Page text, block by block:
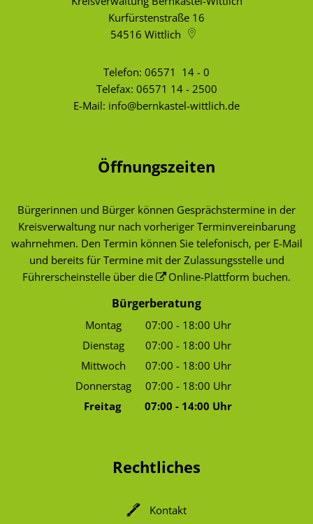
Kurfürstenstraße 16
54516 Wittlich
Telefon: 06571 14 - 0
Telefax: 06571 14 - 2500
E-Mail: info@bernkastel-wittlich.de
Öffnungszeiten
Bürgerinnen und Bürger können Gesprächstermine in der
Kreisverwaltung nur nach vorheriger Terminvereinbarung
wahrnehmen. Den Termin können Sie telefonisch, per E-Mail
und bereits für Termine mit der Zulassungsstelle und
Führerscheinstelle über die
Online-Plattform buchen.
Bürgerberatung
Montag 07:00 - 18:00 Uhr
Von 07:00 bis 18:00 Uhr
Dienstag 07:00 - 18:00 Uhr
Von 07:00 bis 18:00 Uhr
Mittwoch 07:00 - 18:00 Uhr
Von 07:00 bis 18:00 Uhr
Donnerstag 07:00 - 18:00 Uhr
Von 07:00 bis 18:00 Uhr
Freitag 07:00 - 14:00 Uhr
Rechtliches
Kontakt